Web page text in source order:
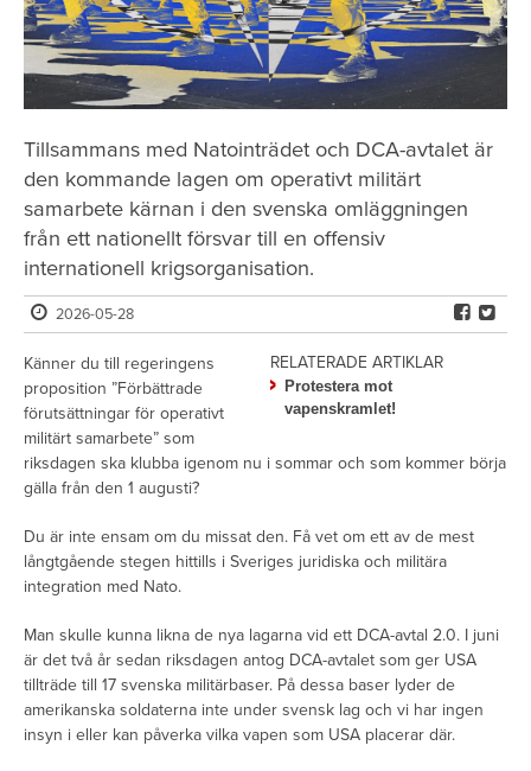
Tillsammans med Natointrädet och DCA-avtalet är
den kommande lagen om operativt militärt
samarbete kärnan i den svenska omläggningen
från ett nationellt försvar till en offensiv
internationell krigsorganisation.
2026-05-28
RELATERADE ARTIKLAR
Protestera mot
vapenskramlet!
Känner du till regeringens
proposition ”Förbättrade
förutsättningar för operativt
militärt samarbete” som
riksdagen ska klubba igenom nu i sommar och som kommer börja
gälla från den 1 augusti?
Du är inte ensam om du missat den. Få vet om ett av de mest
långtgående stegen hittills i Sveriges juridiska och militära
integration med Nato.
Man skulle kunna likna de nya lagarna vid ett DCA-avtal 2.0. I juni
är det två år sedan riksdagen antog DCA-avtalet som ger USA
tillträde till 17 svenska militärbaser. På dessa baser lyder de
amerikanska soldaterna inte under svensk lag och vi har ingen
insyn i eller kan påverka vilka vapen som USA placerar där.